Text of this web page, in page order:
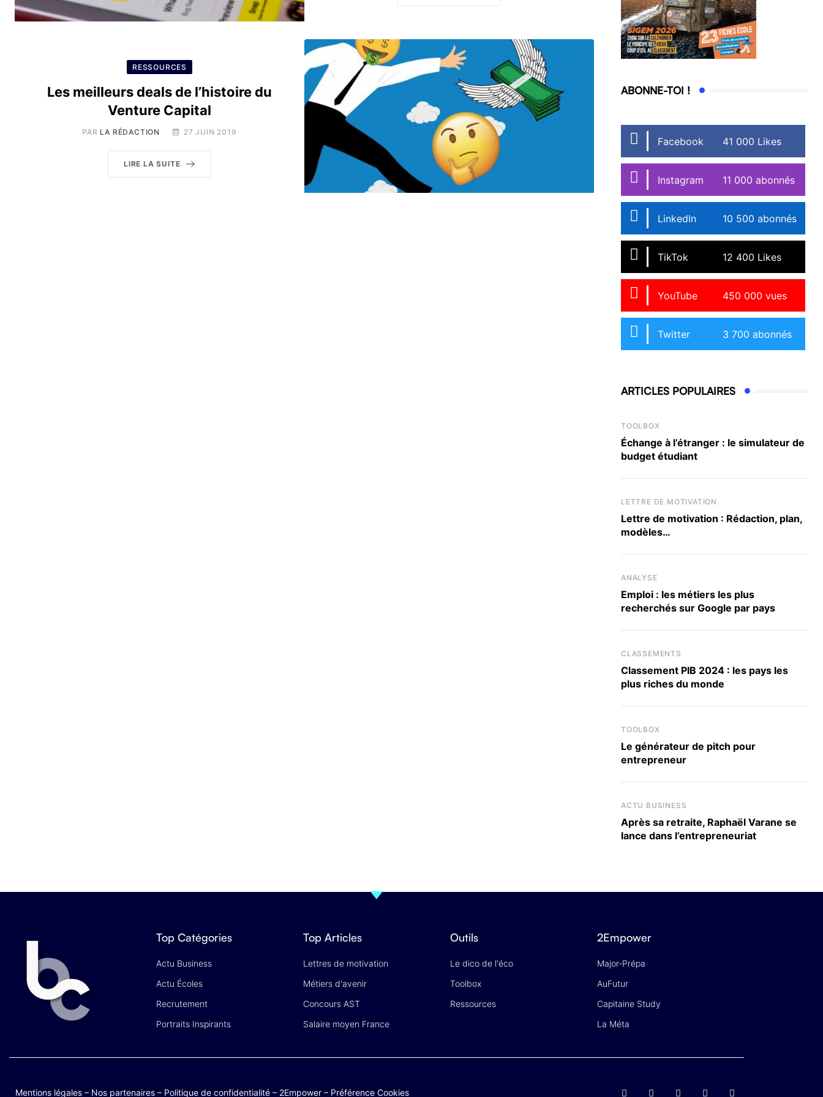
RESSOURCES
Les meilleurs deals de l’histoire du
Venture Capital
PAR LA RÉDACTION 27 JUIN 2019
LIRE LA SUITE
ABONNE-TOI !
Facebook 41 000 Likes
Instagram 11 000 abonnés
LinkedIn 10 500 abonnés
TikTok 12 400 Likes
YouTube 450 000 vues
Twitter 3 700 abonnés
ARTICLES POPULAIRES
TOOLBOX
Échange à l’étranger : le simulateur de
budget étudiant
LETTRE DE MOTIVATION
Lettre de motivation : Rédaction, plan,
modèles…
ANALYSE
Emploi : les métiers les plus
recherchés sur Google par pays
CLASSEMENTS
Classement PIB 2024 : les pays les
plus riches du monde
TOOLBOX
Le générateur de pitch pour
entrepreneur
ACTU BUSINESS
Après sa retraite, Raphaël Varane se
lance dans l’entrepreneuriat
Top Catégories
Actu Business
Actu Écoles
Recrutement
Portraits Inspirants
Top Articles
Lettres de motivation
Métiers d'avenir
Concours AST
Salaire moyen France
Outils
Le dico de l'éco
Toolbox
Ressources
2Empower
Major-Prépa
AuFutur
Capitaine Study
La Méta
Mentions légales – Nos partenaires – Politique de confidentialité – 2Empower – Préférence Cookies